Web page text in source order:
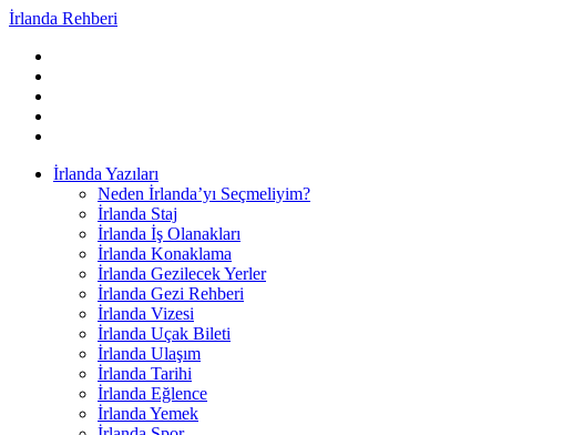
İrlanda Rehberi
İrlanda Yazıları
Neden İrlanda’yı Seçmeliyim?
İrlanda Staj
İrlanda İş Olanakları
İrlanda Konaklama
İrlanda Gezilecek Yerler
İrlanda Gezi Rehberi
İrlanda Vizesi
İrlanda Uçak Bileti
İrlanda Ulaşım
İrlanda Tarihi
İrlanda Eğlence
İrlanda Yemek